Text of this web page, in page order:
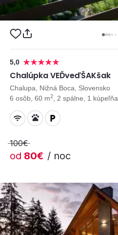
5,0
Chalúpka VEĎveďŠAKšak
Chalupa, Nižná Boca, Slovensko
6 osôb, 60 m2 , 2 spálne, 1 kúpeľňa
100€
od 80€ / noc